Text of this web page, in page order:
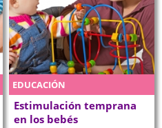
EDUCACIÓN
Estimulación temprana
en los bebés